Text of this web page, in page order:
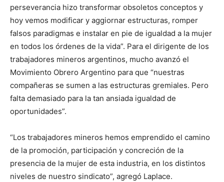
perseverancia hizo transformar obsoletos conceptos y
hoy vemos modificar y aggiornar estructuras, romper
falsos paradigmas e instalar en pie de igualdad a la mujer
en todos los órdenes de la vida”. Para el dirigente de los
trabajadores mineros argentinos, mucho avanzó el
Movimiento Obrero Argentino para que “nuestras
compañeras se sumen a las estructuras gremiales. Pero
falta demasiado para la tan ansiada igualdad de
oportunidades”.
“Los trabajadores mineros hemos emprendido el camino
de la promoción, participación y concreción de la
presencia de la mujer de esta industria, en los distintos
niveles de nuestro sindicato”, agregó Laplace.